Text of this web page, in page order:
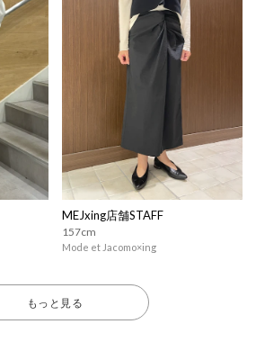
MEJxing店舗STAFF
157cm
Mode et Jacomo×ing
もっと見る